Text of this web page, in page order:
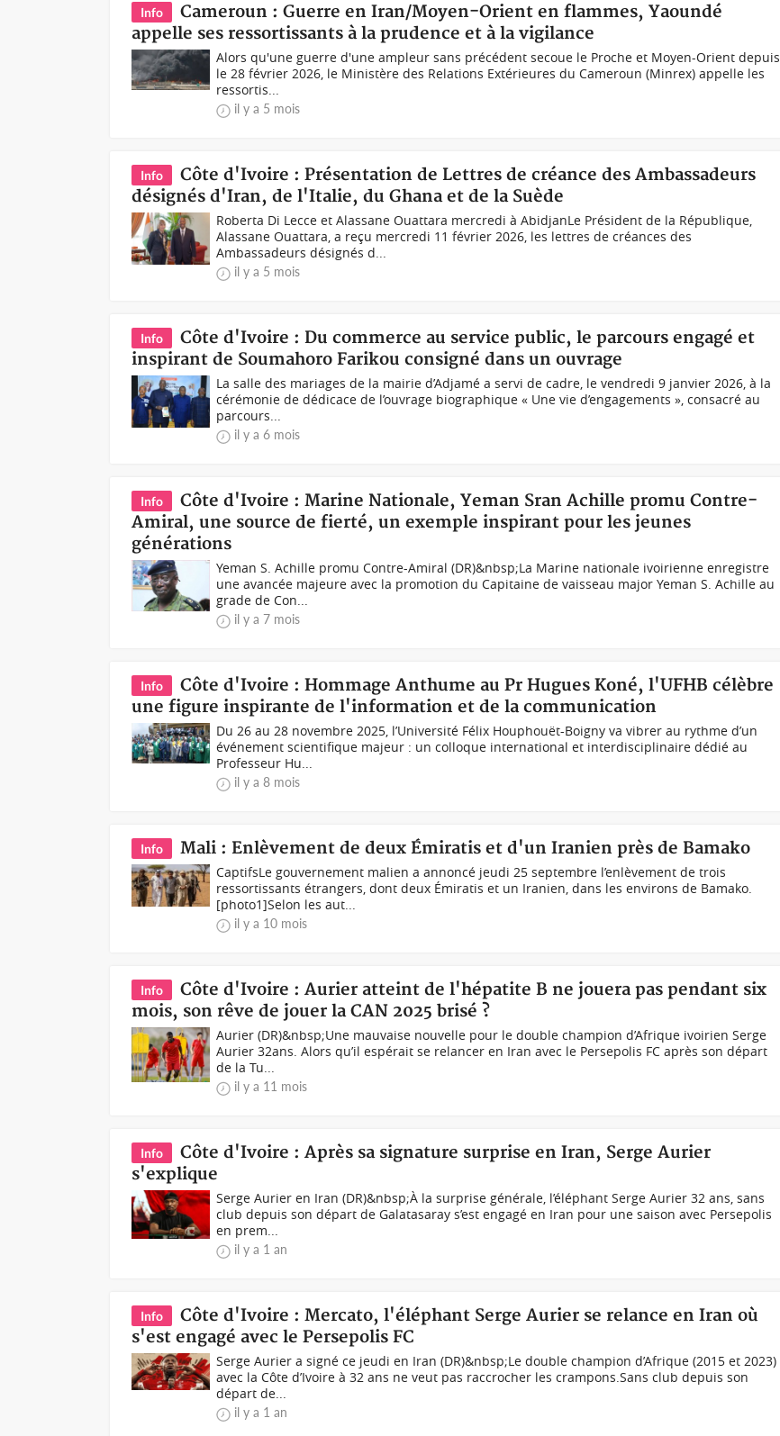
Info
Cameroun : Guerre en Iran/Moyen-Orient en flammes, Yaoundé
appelle ses ressortissants à la prudence et à la vigilance
Alors qu'une guerre d'une ampleur sans précédent secoue le Proche et Moyen-Orient depuis
le 28 février 2026, le Ministère des Relations Extérieures du Cameroun (Minrex) appelle les
ressortis...
il y a 5 mois
Info
Côte d'Ivoire : Présentation de Lettres de créance des Ambassadeurs
désignés d'Iran, de l'Italie, du Ghana et de la Suède
Roberta Di Lecce et Alassane Ouattara mercredi à AbidjanLe Président de la République,
Alassane Ouattara, a reçu mercredi 11 février 2026, les lettres de créances des
Ambassadeurs désignés d...
il y a 5 mois
Info
Côte d'Ivoire : Du commerce au service public, le parcours engagé et
inspirant de Soumahoro Farikou consigné dans un ouvrage
La salle des mariages de la mairie d’Adjamé a servi de cadre, le vendredi 9 janvier 2026, à la
cérémonie de dédicace de l’ouvrage biographique « Une vie d’engagements », consacré au
parcours...
il y a 6 mois
Info
Côte d'Ivoire : Marine Nationale, Yeman Sran Achille promu Contre-
Amiral, une source de fierté, un exemple inspirant pour les jeunes
générations
Yeman S. Achille promu Contre-Amiral (DR)&nbsp;La Marine nationale ivoirienne enregistre
une avancée majeure avec la promotion du Capitaine de vaisseau major Yeman S. Achille au
grade de Con...
il y a 7 mois
Info
Côte d'Ivoire : Hommage Anthume au Pr Hugues Koné, l'UFHB célèbre
une figure inspirante de l'information et de la communication
Du 26 au 28 novembre 2025, l’Université Félix Houphouët-Boigny va vibrer au rythme d’un
événement scientifique majeur : un colloque international et interdisciplinaire dédié au
Professeur Hu...
il y a 8 mois
Info Mali : Enlèvement de deux Émiratis et d'un Iranien près de Bamako
CaptifsLe gouvernement malien a annoncé jeudi 25 septembre l’enlèvement de trois
ressortissants étrangers, dont deux Émiratis et un Iranien, dans les environs de Bamako.
[photo1]Selon les aut...
il y a 10 mois
Info
Côte d'Ivoire : Aurier atteint de l'hépatite B ne jouera pas pendant six
mois, son rêve de jouer la CAN 2025 brisé ?
Aurier (DR)&nbsp;Une mauvaise nouvelle pour le double champion d’Afrique ivoirien Serge
Aurier 32ans. Alors qu’il espérait se relancer en Iran avec le Persepolis FC après son départ
de la Tu...
il y a 11 mois
Info
Côte d'Ivoire : Après sa signature surprise en Iran, Serge Aurier
s'explique
Serge Aurier en Iran (DR)&nbsp;À la surprise générale, l’éléphant Serge Aurier 32 ans, sans
club depuis son départ de Galatasaray s’est engagé en Iran pour une saison avec Persepolis
en prem...
il y a 1 an
Info
Côte d'Ivoire : Mercato, l'éléphant Serge Aurier se relance en Iran où
s'est engagé avec le Persepolis FC
Serge Aurier a signé ce jeudi en Iran (DR)&nbsp;Le double champion d’Afrique (2015 et 2023)
avec la Côte d’Ivoire à 32 ans ne veut pas raccrocher les crampons.Sans club depuis son
départ de...
il y a 1 an